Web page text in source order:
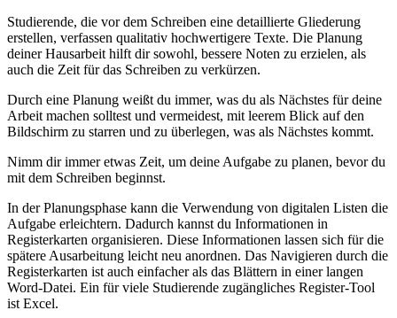
Studierende, die vor dem Schreiben eine detaillierte Gliederung
erstellen, verfassen qualitativ hochwertigere Texte. Die Planung
deiner Hausarbeit hilft dir sowohl, bessere Noten zu erzielen, als
auch die Zeit für das Schreiben zu verkürzen.
Durch eine Planung weißt du immer, was du als Nächstes für deine
Arbeit machen solltest und vermeidest, mit leerem Blick auf den
Bildschirm zu starren und zu überlegen, was als Nächstes kommt.
Nimm dir immer etwas Zeit, um deine Aufgabe zu planen, bevor du
mit dem Schreiben beginnst.
In der Planungsphase kann die Verwendung von digitalen Listen die
Aufgabe erleichtern. Dadurch kannst du Informationen in
Registerkarten organisieren. Diese Informationen lassen sich für die
spätere Ausarbeitung leicht neu anordnen. Das Navigieren durch die
Registerkarten ist auch einfacher als das Blättern in einer langen
Word-Datei. Ein für viele Studierende zugängliches Register-Tool
ist Excel.